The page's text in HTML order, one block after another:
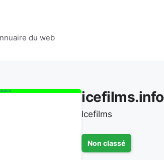
du web
icefilms.info
Icefilms
Non classé